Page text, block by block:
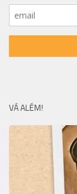
VÁ ALÉM!